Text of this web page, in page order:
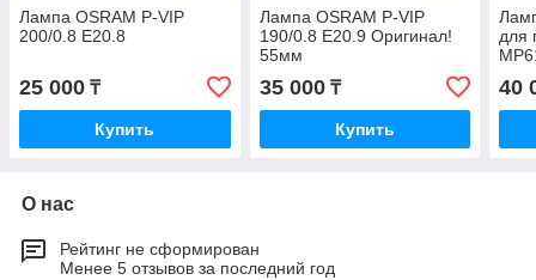
Лампа OSRAM P-VIP
200/0.8 E20.8
25 000 ₸
Купить
Лампа OSRAM P-VIP
190/0.8 E20.9 Оригинал!
55мм
35 000₸
Купить
для
40
О нас
Рейтинг не сформирован
Менее 5 отзывов за последний год